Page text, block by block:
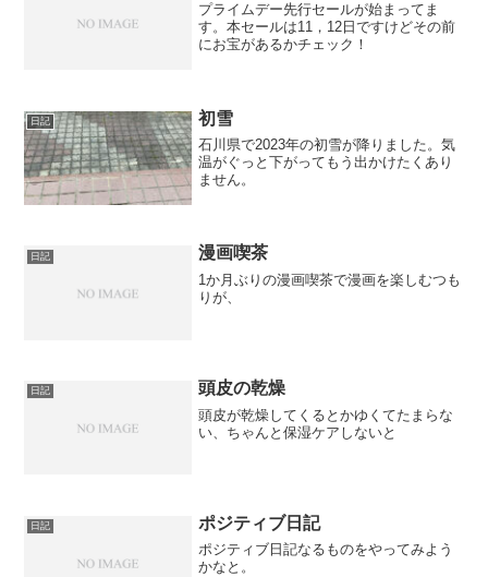
プライムデー先行セールが始まってま
す。本セールは11，12日ですけどその前
にお宝があるかチェック！
日記 初雪
石川県で2023年の初雪が降りました。気
温がぐっと下がってもう出かけたくあり
ません。
日記 漫画喫茶
1か月ぶりの漫画喫茶で漫画を楽しむつも
りが、
日記 頭皮の乾燥
頭皮が乾燥してくるとかゆくてたまらな
い、ちゃんと保湿ケアしないと
日記 ポジティブ日記
ポジティブ日記なるものをやってみよう
かなと。